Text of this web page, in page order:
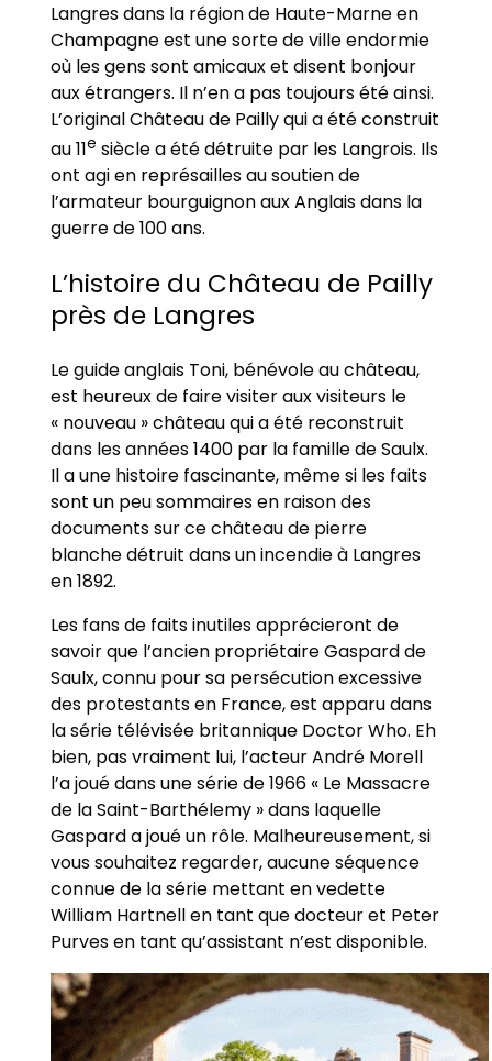
Langres dans la région de Haute-Marne en
Champagne est une sorte de ville endormie
où les gens sont amicaux et disent bonjour
aux étrangers. Il n’en a pas toujours été ainsi.
L’original Château de Pailly qui a été construit
au 11e siècle a été détruite par les Langrois. Ils
ont agi en représailles au soutien de
l’armateur bourguignon aux Anglais dans la
guerre de 100 ans.
L’histoire du Château de Pailly
près de Langres
Le guide anglais Toni, bénévole au château,
est heureux de faire visiter aux visiteurs le
« nouveau » château qui a été reconstruit
dans les années 1400 par la famille de Saulx.
Il a une histoire fascinante, même si les faits
sont un peu sommaires en raison des
documents sur ce château de pierre
blanche détruit dans un incendie à Langres
en 1892.
Les fans de faits inutiles apprécieront de
savoir que l’ancien propriétaire Gaspard de
Saulx, connu pour sa persécution excessive
des protestants en France, est apparu dans
la série télévisée britannique Doctor Who. Eh
bien, pas vraiment lui, l’acteur André Morell
l’a joué dans une série de 1966 « Le Massacre
de la Saint-Barthélemy » dans laquelle
Gaspard a joué un rôle. Malheureusement, si
vous souhaitez regarder, aucune séquence
connue de la série mettant en vedette
William Hartnell en tant que docteur et Peter
Purves en tant qu’assistant n’est disponible.